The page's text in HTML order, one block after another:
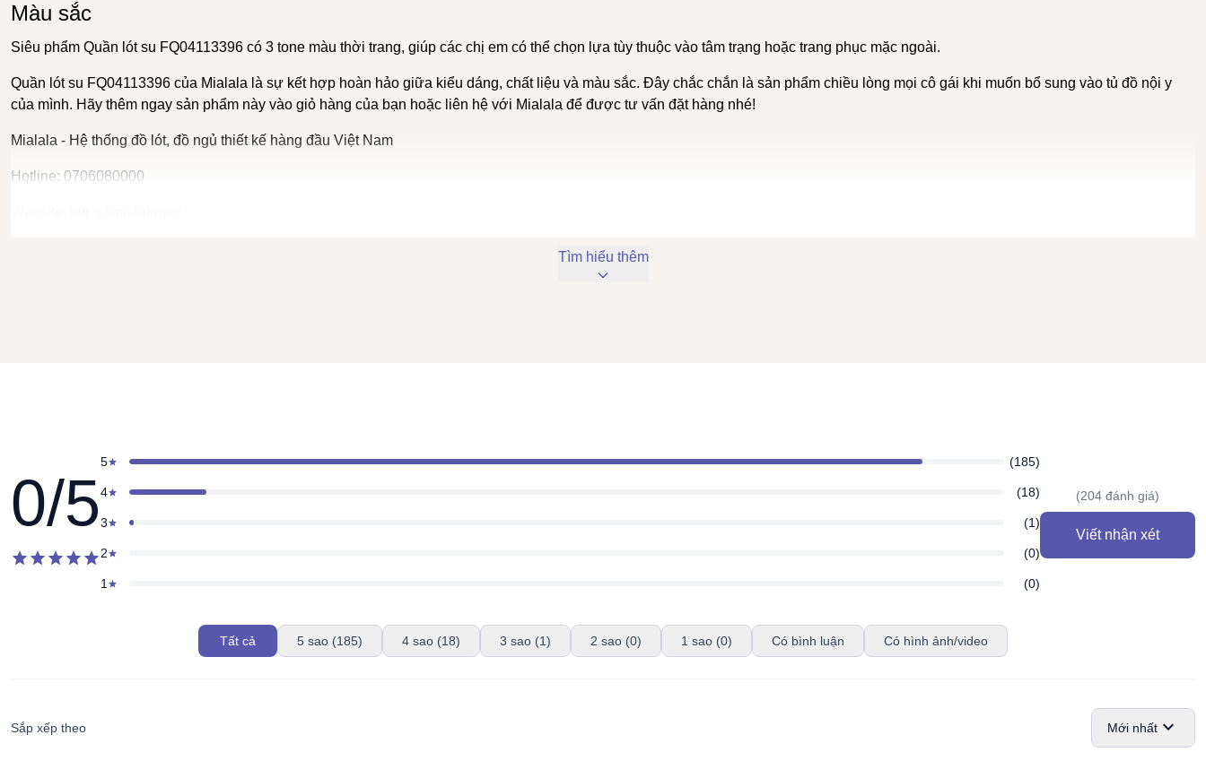
Màu sắc
Siêu phẩm Quần lót su FQ04113396 có 3 tone màu thời trang, giúp các chị em có thể chọn lựa tùy thuộc vào tâm trạng hoặc trang phục mặc ngoài.
Quần lót su FQ04113396 của Mialala là sự kết hợp hoàn hảo giữa kiểu dáng, chất liệu và màu sắc. Đây chắc chắn là sản phẩm chiều lòng mọi cô gái khi muốn bổ sung vào tủ đồ nội y
của mình. Hãy thêm ngay sản phẩm này vào giỏ hàng của bạn hoặc liên hệ với Mialala để được tư vấn đặt hàng nhé!
Mialala - Hệ thống đồ lót, đồ ngủ thiết kế hàng đầu Việt Nam
Hotline: 0706080000
Tìm hiểu thêm
0/5
starstarstarstarstar
5star (185)
4star (18)
3star (1)
2star (0)
1 star (0)
(204 đánh giá)
Viết nhận xét
Tất cả 5 sao (185) 4 sao (18) 3 sao (1) 2 sao (0) 1 sao (0) Có bình luận Có hình ảnh/video
Sắp xếp theo Mới nhất expand_more